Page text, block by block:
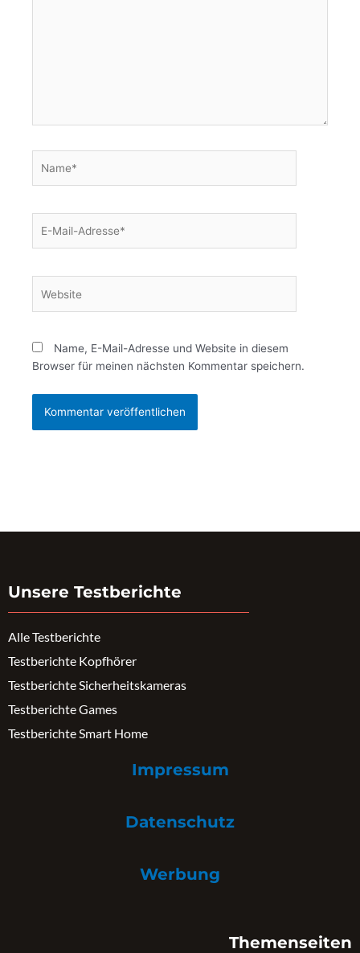
Mail-
Name, E-Mail-Adresse und Website in diesem
Browser für meinen nächsten Kommentar speichern.
Unsere Testberichte
Alle Testberichte
Testberichte Kopfhörer
Testberichte Sicherheitskameras
Testberichte Games
Testberichte Smart Home
Impressum
Datenschutz
Werbung
Themenseiten